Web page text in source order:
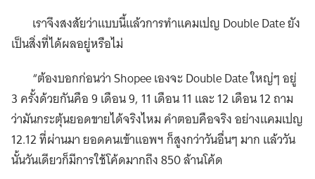
เราจึงสงสัยว่าแบบนี้แล้วการทำแคมเปญ Double Date ยัง
เป็นสิ่งที่ได้ผลอยู่หรือไม่
“ต้องบอกก่อนว่า Shopee เองจะ Double Date ใหญ่ๆ อยู่
3 ครั้งด้วยกันคือ 9 เดือน 9, 11 เดือน 11 และ 12 เดือน 12 ถาม
ว่ามันกระตุ้นยอดขายได้จริงไหม คำตอบคือจริง อย่างแคมเปญ
12.12 ที่ผ่านมา ยอดคนเข้าแอพฯ ก็สูงกว่าวันอื่นๆ มาก แล้ววัน
นั้นวันเดียวก็มีการใช้โค้ดมากถึง 850 ล้านโค้ด